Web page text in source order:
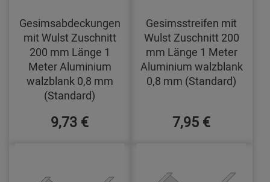
Gesimsabdeckungen
mit Wulst Zuschnitt
200 mm Länge 1
Meter Aluminium
walzblank 0,8 mm
(Standard)
9,73 €
Gesimsstreifen mit
Wulst Zuschnitt 200
mm Länge 1 Meter
Aluminium walzblank
0,8 mm (Standard)
7,95 €